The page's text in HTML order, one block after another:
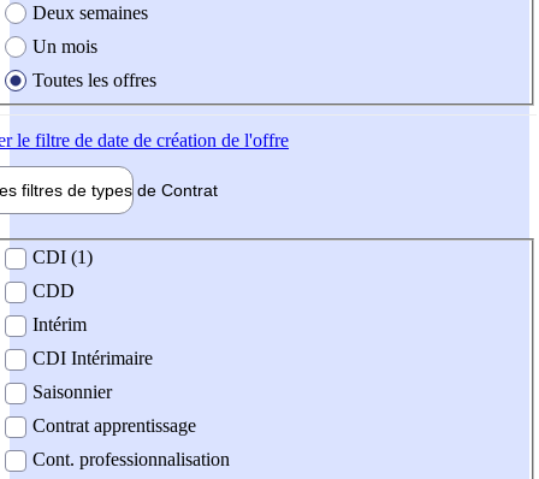
Deux semaines
Un mois
Toutes les offres
le filtre de date de création de l'offre
filtres de types de Contrat
contrat
CDI (1)
CDD
Intérim
CDI Intérimaire
Saisonnier
Contrat apprentissage
Cont. professionnalisation